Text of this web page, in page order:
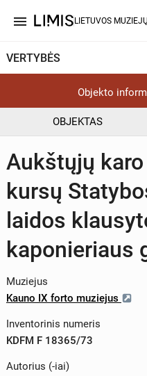
menu LIETUVOS
VERTYBĖS
Objekto
OBJEKTAS
Aukštųjų
kursų
laidos
kaponieriaus
Muziejus
Kauno IX forto muziejus
Inventorinis numeris
KDFM F 18365/73
Autorius (-iai)